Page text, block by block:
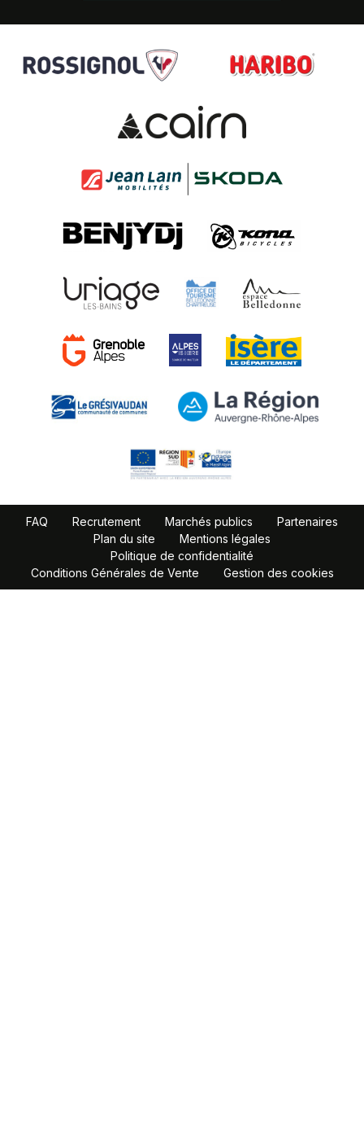
FAQ Recrutement Marchés publics
Partenaires
Plan du site
Mentions légales
Politique de confidentialité
Conditions Générales de Vente
Gestion des cookies